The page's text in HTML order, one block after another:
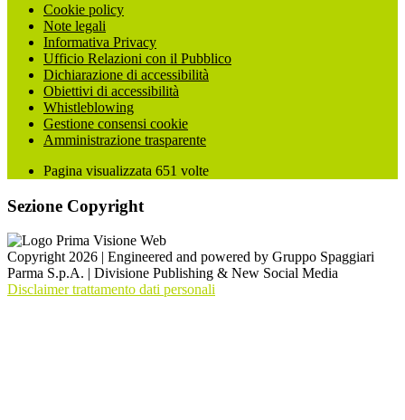
Cookie policy
Note legali
Informativa Privacy
Ufficio Relazioni con il Pubblico
Dichiarazione di accessibilità
Obiettivi di accessibilità
Whistleblowing
Gestione consensi cookie
Amministrazione trasparente
Pagina visualizzata 651 volte
Sezione Copyright
Copyright 2026 | Engineered and powered by Gruppo Spaggiari
Parma S.p.A. | Divisione Publishing & New Social Media
Disclaimer trattamento dati personali